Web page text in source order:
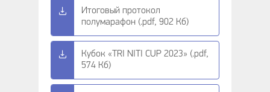
Итоговый протокол
полумарафон (.pdf, 902 Кб)
Кубок «TRI NITI CUP 2023» (.pdf,
574 Кб)